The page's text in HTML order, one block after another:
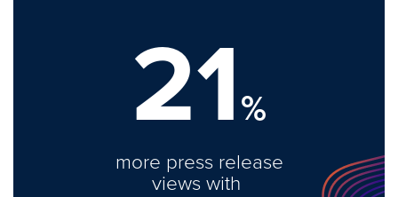
21%
more press release
views with